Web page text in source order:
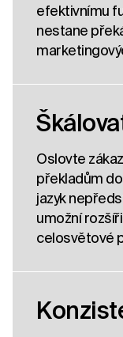
efektivnímu
nestane
Oslovte
překladům do
jazyk
umožní
celosvětové